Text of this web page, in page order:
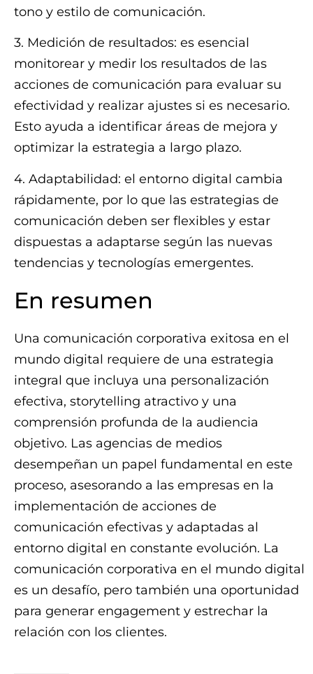
tono y estilo de comunicación.
3. Medición de resultados: es esencial
monitorear y medir los resultados de las
acciones de comunicación para evaluar su
efectividad y realizar ajustes si es necesario.
Esto ayuda a identificar áreas de mejora y
optimizar la estrategia a largo plazo.
4. Adaptabilidad: el entorno digital cambia
rápidamente, por lo que las estrategias de
comunicación deben ser flexibles y estar
dispuestas a adaptarse según las nuevas
tendencias y tecnologías emergentes.
En resumen
Una comunicación corporativa exitosa en el
mundo digital requiere de una estrategia
integral que incluya una personalización
efectiva, storytelling atractivo y una
comprensión profunda de la audiencia
objetivo. Las agencias de medios
desempeñan un papel fundamental en este
proceso, asesorando a las empresas en la
implementación de acciones de
comunicación efectivas y adaptadas al
entorno digital en constante evolución. La
comunicación corporativa en el mundo digital
es un desafío, pero también una oportunidad
para generar engagement y estrechar la
relación con los clientes.